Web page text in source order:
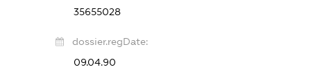
35655028
dossier.regDate:
09.04.90